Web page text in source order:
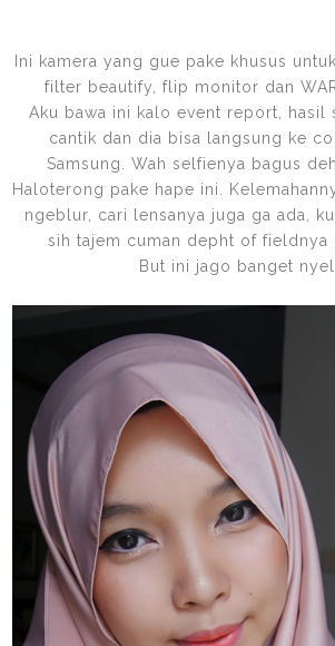
Ini kamera yang gue pake khusus
filter beautify, flip monitor dan
Aku bawa ini kalo event report, hasil
cantik dan dia bisa langsung ke
Samsung. Wah selfienya bagus
Haloterong pake hape ini.
ngeblur, cari lensanya juga ga ada,
sih tajem cuman depht of fieldnya
But ini jago banget